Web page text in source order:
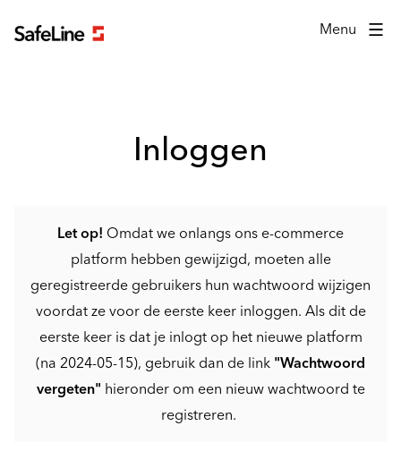
Menu
Inloggen
Let op! Omdat we onlangs ons e-commerce
platform hebben gewijzigd, moeten alle
geregistreerde gebruikers hun wachtwoord wijzigen
voordat ze voor de eerste keer inloggen. Als dit de
eerste keer is dat je inlogt op het nieuwe platform
(na 2024-05-15), gebruik dan de link "Wachtwoord
vergeten" hieronder om een nieuw wachtwoord te
registreren.
Inlogformulier